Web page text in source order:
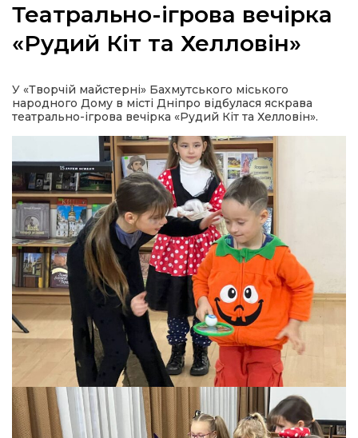
політика
місія
Театрально-ігрова вечірка
«Рудий Кіт та Хелловін»
У «Творчій майстерні» Бахмутського міського
народного Дому в місті Дніпро відбулася яскрава
театрально-ігрова вечірка «Рудий Кіт та Хелловін».